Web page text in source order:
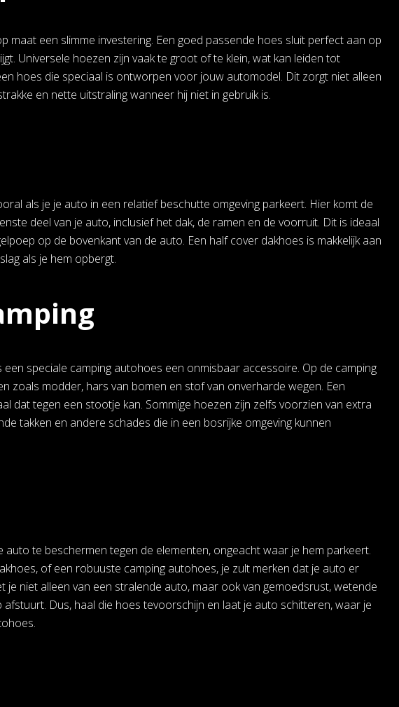
maat een slimme investering. Een goed passende hoes sluit perfect aan op
Universele hoezen zijn vaak te groot of te klein, wat kan leiden tot
hoes die speciaal is ontworpen voor jouw automodel. Dit zorgt niet alleen
en nette uitstraling wanneer hij niet in gebruik is.
als je je auto in een relatief beschutte omgeving parkeert. Hier komt de
deel van je auto, inclusief het dak, de ramen en de voorruit. Dit is ideaal
op de bovenkant van de auto. Een half cover dakhoes is makkelijk aan
als je hem opbergt.
speciale camping autohoes een onmisbaar accessoire. Op de camping
zoals modder, hars van bomen en stof van onverharde wegen. Een
dat tegen een stootje kan. Sommige hoezen zijn zelfs voorzien van extra
takken en andere schades die in een bosrijke omgeving kunnen
te beschermen tegen de elementen, ongeacht waar je hem parkeert.
of een robuuste camping autohoes, je zult merken dat je auto er
niet alleen van een stralende auto, maar ook van gemoedsrust, wetende
Dus, haal die hoes tevoorschijn en laat je auto schitteren, waar je